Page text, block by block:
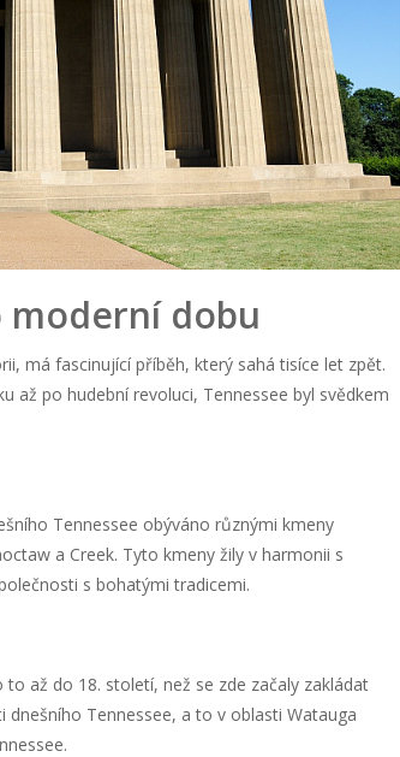
moderní dobu
má fascinující příběh, který sahá tisíce let zpět.
až po hudební revoluci, Tennessee byl svědkem
Tennessee obýváno různými kmeny
a Creek. Tyto kmeny žily v harmonii s
s bohatými tradicemi.
až do 18. století, než se zde začaly zakládat
dnešního Tennessee, a to v oblasti Watauga